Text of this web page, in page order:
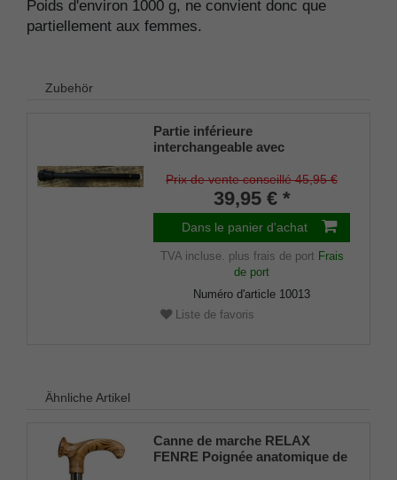
Poids d'environ 1000 g, ne convient donc que
partiellement aux femmes.
Zubehör
Partie inférieure
interchangeable avec
caoutchouc, adaptée aux
cannes-sièges articles 1445
LEATHERMAN et 50302
PRAKTUS
Prix de vente conseillé 45,95 €
39,95 € *
Dans le panier d'achat
TVA incluse. plus frais de port Frais
de port
Numéro d'article 10013
Liste de favoris
Ähnliche Artikel
Canne de marche RELAX
FENRE Poignée anatomique de